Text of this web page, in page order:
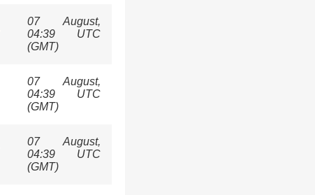
07 August,
04:39 UTC
(GMT)
07 August,
04:39 UTC
(GMT)
07 August,
04:39 UTC
(GMT)